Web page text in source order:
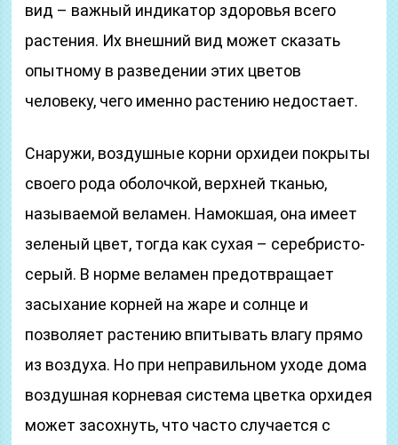
вид – важный индикатор здоровья всего
растения. Их внешний вид может сказать
опытному в разведении этих цветов
человеку, чего именно растению недостает.
Снаружи, воздушные корни орхидеи покрыты
своего рода оболочкой, верхней тканью,
называемой веламен. Намокшая, она имеет
зеленый цвет, тогда как сухая – серебристо-
серый. В норме веламен предотвращает
засыхание корней на жаре и солнце и
позволяет растению впитывать влагу прямо
из воздуха. Но при неправильном уходе дома
воздушная корневая система цветка орхидея
может засохнуть, что часто случается с